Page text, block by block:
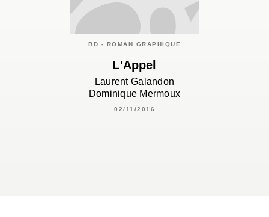
BD - ROMAN GRAPHIQUE
L'Appel
Laurent Galandon
Dominique Mermoux
02/11/2016